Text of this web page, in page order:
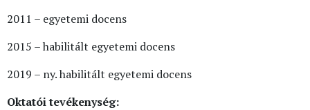
2011 – egyetemi docens
2015 – habilitált egyetemi docens
2019 – ny. habilitált egyetemi docens
Oktatói tevékenység: